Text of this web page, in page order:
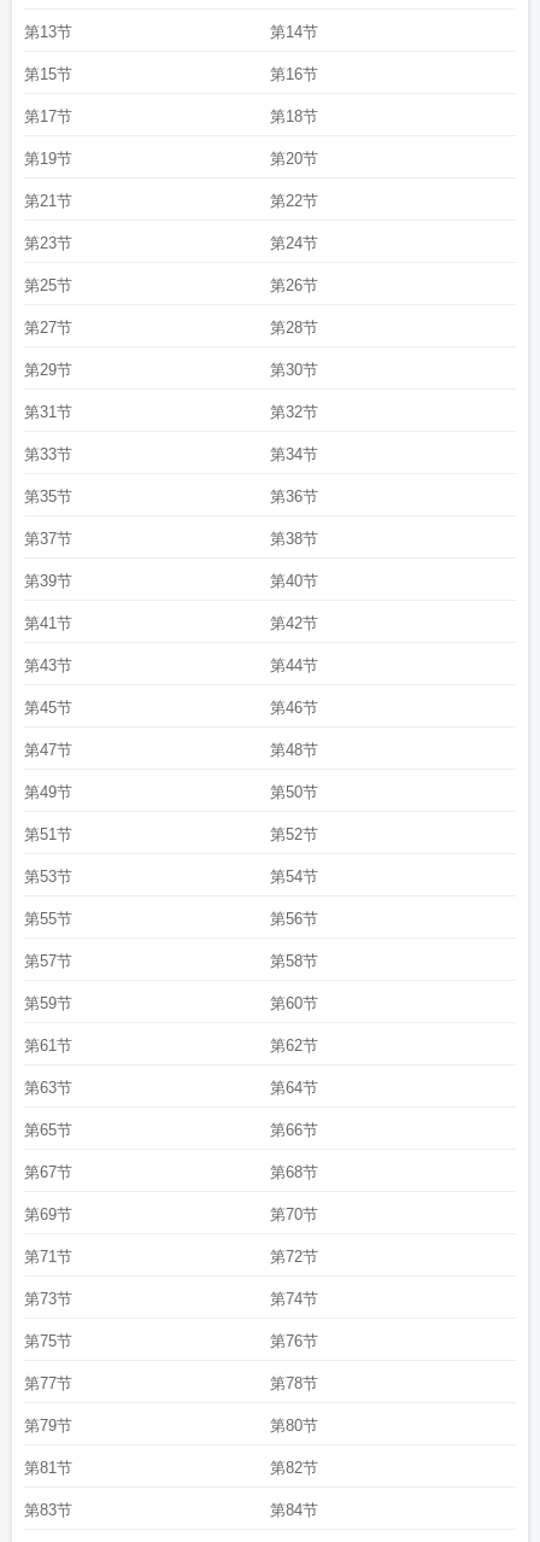
第13节 第14节
第15节 第16节
第17节 第18节
第19节 第20节
第21节 第22节
第23节 第24节
第25节 第26节
第27节 第28节
第29节 第30节
第31节 第32节
第33节 第34节
第35节 第36节
第37节 第38节
第39节 第40节
第41节 第42节
第43节 第44节
第45节 第46节
第47节 第48节
第49节 第50节
第51节 第52节
第53节 第54节
第55节 第56节
第57节 第58节
第59节 第60节
第61节 第62节
第63节 第64节
第65节 第66节
第67节 第68节
第69节 第70节
第71节 第72节
第73节 第74节
第75节 第76节
第77节 第78节
第79节 第80节
第81节 第82节
第83节 第84节